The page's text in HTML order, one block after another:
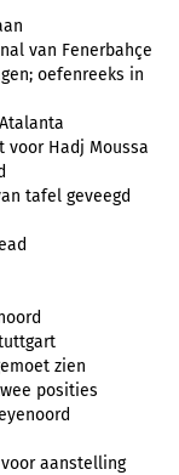
van Fenerbahçe
oefenreeks in
voor Hadj Moussa
tafel geveegd
zien
posities
aanstelling